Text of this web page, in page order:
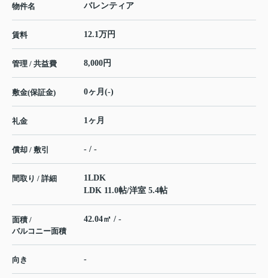
物件名 バレンティア
賃料 12.1万円
管理 / 共益費 8,000円
敷金(保証金) 0ヶ月(-)
礼金 1ヶ月
償却 / 敷引 - / -
間取り / 詳細
1LDK
LDK 11.0帖/洋室 5.4帖
面積 /
バルコニー面積
42.04㎡ / -
向き -